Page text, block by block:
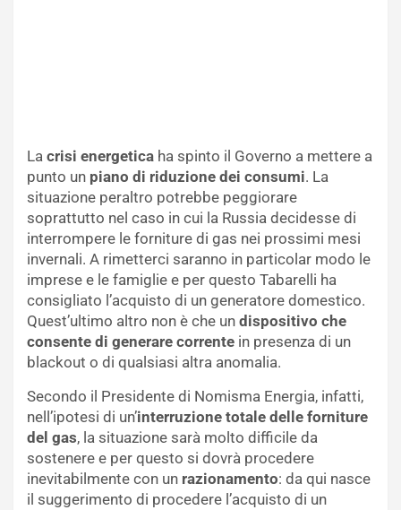
La crisi energetica ha spinto il Governo a mettere a
punto un piano di riduzione dei consumi. La
situazione peraltro potrebbe peggiorare
soprattutto nel caso in cui la Russia decidesse di
interrompere le forniture di gas nei prossimi mesi
invernali. A rimetterci saranno in particolar modo le
imprese e le famiglie e per questo Tabarelli ha
consigliato l’acquisto di un generatore domestico.
Quest’ultimo altro non è che un dispositivo che
consente di generare corrente in presenza di un
blackout o di qualsiasi altra anomalia.
Secondo il Presidente di Nomisma Energia, infatti,
nell’ipotesi di un’interruzione totale delle forniture
del gas, la situazione sarà molto difficile da
sostenere e per questo si dovrà procedere
inevitabilmente con un razionamento: da qui nasce
il suggerimento di procedere l’acquisto di un